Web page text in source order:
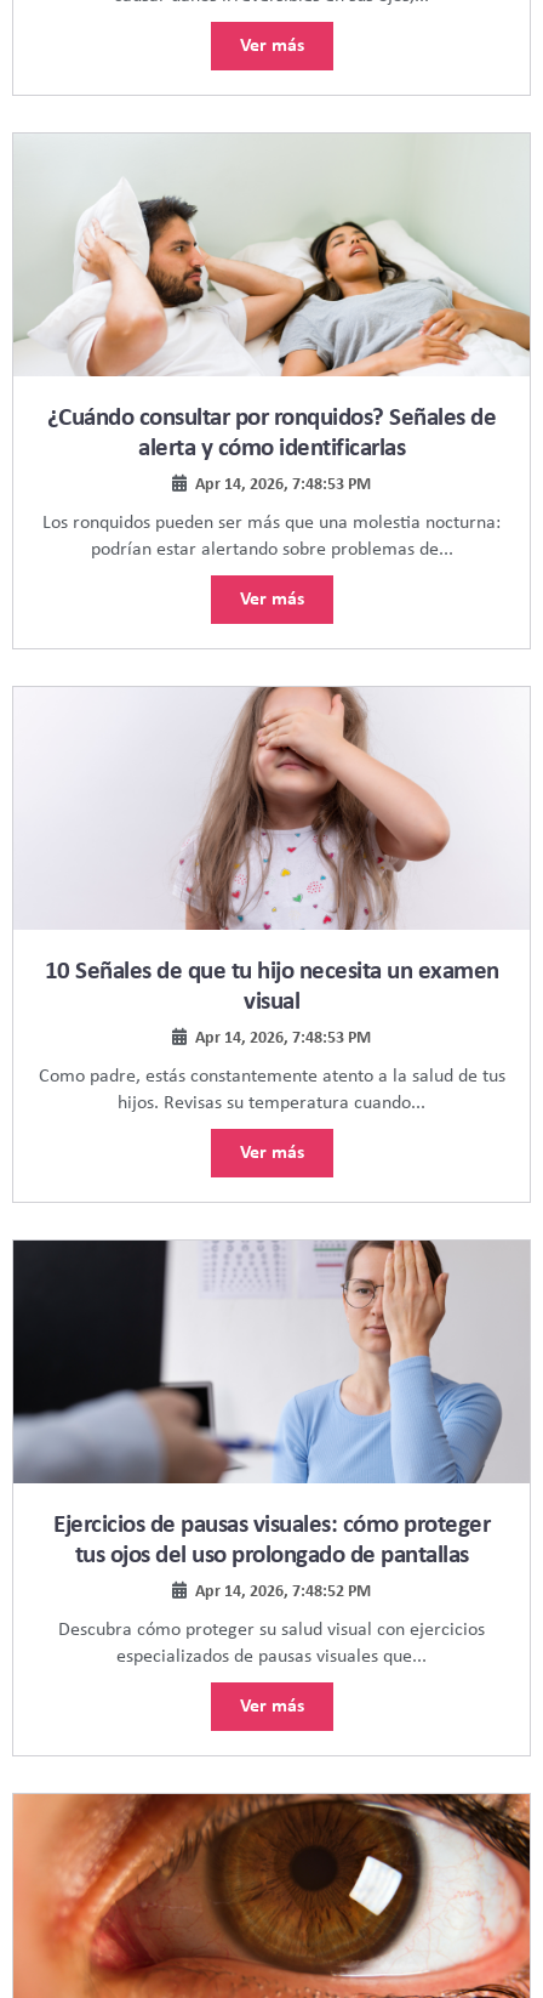
Ver más
¿Cuándo consultar por ronquidos? Señales de
alerta y cómo identificarlas
Apr 14, 2026, 7:48:53 PM
Los ronquidos pueden ser más que una molestia nocturna:
podrían estar alertando sobre problemas de...
Ver más
10 Señales de que tu hijo necesita un examen
visual
Apr 14, 2026, 7:48:53 PM
Como padre, estás constantemente atento a la salud de tus
hijos. Revisas su temperatura cuando...
Ver más
Ejercicios de pausas visuales: cómo proteger
tus ojos del uso prolongado de pantallas
Apr 14, 2026, 7:48:52 PM
Descubra cómo proteger su salud visual con ejercicios
especializados de pausas visuales que...
Ver más